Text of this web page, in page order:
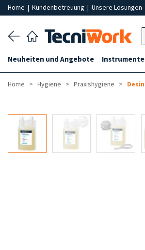
Home | Kundenbetreuung | Unsere Lösungen
Neuheiten und Angebote Instrumente
Home Hygiene Praxishygiene